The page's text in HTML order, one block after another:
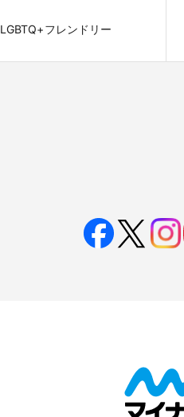
LGBTQ+フレンドリー